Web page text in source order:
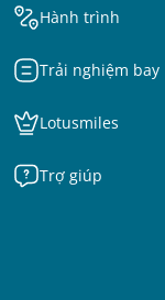
Hành trình
Trải nghiệm bay
Lotusmiles
Trợ giúp